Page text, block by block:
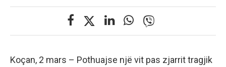
Koçan, 2 mars – Pothuajse një vit pas zjarrit tragjik